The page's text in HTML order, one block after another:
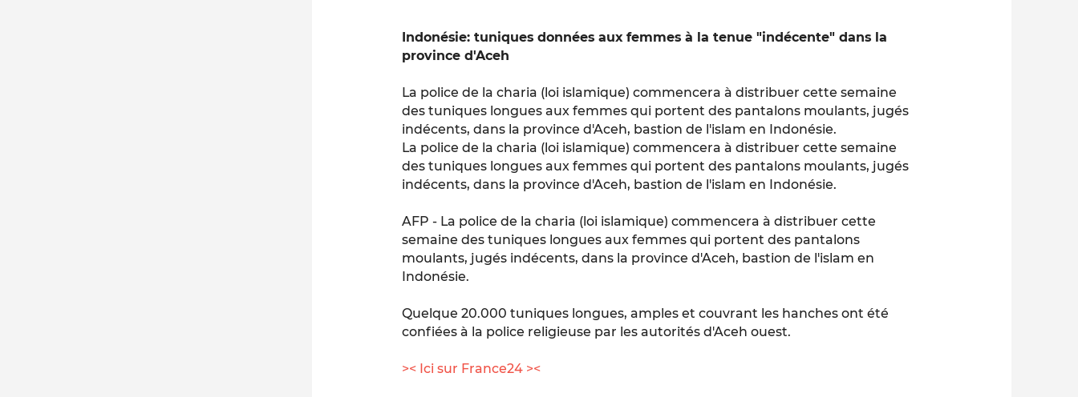
Indonésie: tuniques données aux femmes à la tenue "indécente" dans la
province d'Aceh
La police de la charia (loi islamique) commencera à distribuer cette semaine
des tuniques longues aux femmes qui portent des pantalons moulants, jugés
indécents, dans la province d'Aceh, bastion de l'islam en Indonésie.
La police de la charia (loi islamique) commencera à distribuer cette semaine
des tuniques longues aux femmes qui portent des pantalons moulants, jugés
indécents, dans la province d'Aceh, bastion de l'islam en Indonésie.
AFP - La police de la charia (loi islamique) commencera à distribuer cette
semaine des tuniques longues aux femmes qui portent des pantalons
moulants, jugés indécents, dans la province d'Aceh, bastion de l'islam en
Indonésie.
Quelque 20.000 tuniques longues, amples et couvrant les hanches ont été
confiées à la police religieuse par les autorités d'Aceh ouest.
>< Ici sur France24 ><